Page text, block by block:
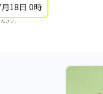
18日 0時
さい。